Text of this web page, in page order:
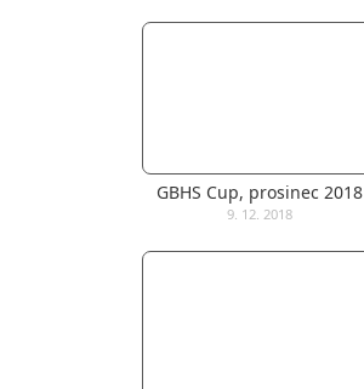
GBHS Cup, prosinec 2018
9. 12. 2018